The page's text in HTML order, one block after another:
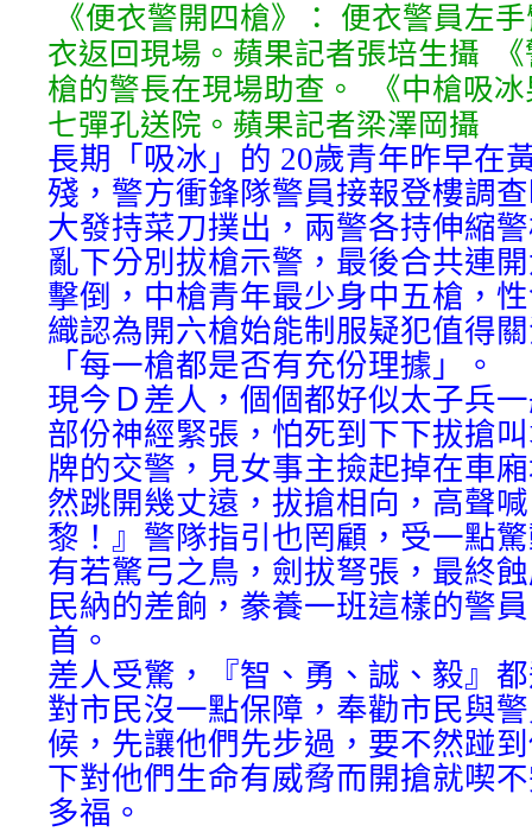
《便衣警開四槍》： 便衣警員左
衣返回現場。蘋果記者張培生攝
槍的警長在現場助查。
《中槍吸
七彈孔送院。蘋果記者梁澤岡攝
長期「吸冰」的 20歲青年昨早在
殘，警方衝鋒隊警員接報登樓調
大發持菜刀撲出，兩警各持伸縮
亂下分別拔槍示警，最後合共連
擊倒，中槍青年最少身中五槍，
織認為開六槍始能制服疑犯值得
「每一槍都是否有充份理據」。
現今Ｄ差人，個個都好似太子兵
部份神經緊張，怕死到下下拔搶
牌的交警，見女事主撿起掉在車
然跳開幾丈遠，拔搶相向，高聲
黎！』警隊指引也罔顧，受一點
有若驚弓之鳥，劍拔弩張，最終
民納的差餉，豢養一班這樣的警
首。
差人受驚，『智、勇、誠、毅』
對市民沒一點保障，奉勸市民與
候，先讓他們先步過，要不然踫
下對他們生命有威脅而開搶就喫
多福。